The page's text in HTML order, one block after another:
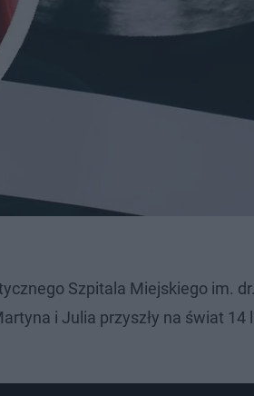
Szpitala Miejskiego im.
i Julia przyszły na świat 14